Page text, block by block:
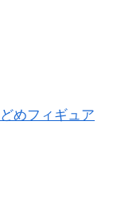
めフィギュア